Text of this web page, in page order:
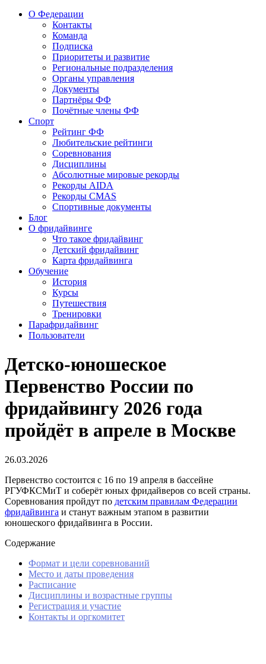
О Федерации
Контакты
Команда
Подписка
Приоритеты и развитие
Региональные подразделения
Органы управления
Документы
Партнёры ФФ
Почётные члены ФФ
Спорт
Рейтинг ФФ
Любительские рейтинги
Соревнования
Дисциплины
Абсолютные мировые рекорды
Рекорды AIDA
Рекорды CMAS
Спортивные документы
Блог
О фридайвинге
Что такое фридайвинг
Детский фридайвинг
Карта фридайвинга
Обучение
История
Курсы
Путешествия
Тренировки
Парафридайвинг
Пользователи
Детско-юношеское
Первенство России по
фридайвингу 2026 года
пройдёт в апреле в Москве
26.03.2026
Первенство состоится с 16 по 19 апреля в бассейне
РГУФКСМиТ и соберёт юных фридайверов со всей страны.
Соревнования пройдут по детским правилам Федерации
фридайвинга и станут важным этапом в развитии
юношеского фридайвинга в России.
Содержание
Формат и цели соревнований
Место и даты проведения
Расписание
Дисциплины и возрастные группы
Регистрация и участие
Контакты и оргкомитет